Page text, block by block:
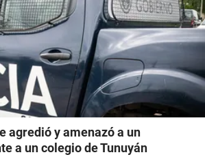
agredió y amenazó a un
a un colegio de Tunuyán